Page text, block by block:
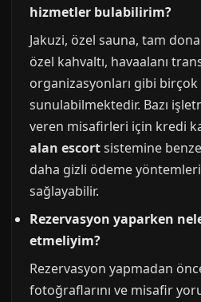
hizmetler bulabilirim?
Jakuzi, özel sauna, tam
özel kahvaltı, havaalanı
organizasyonları gibi
sunulabilmektedir. Bazı
veren misafirleri için kredi
alan escortsistemine
daha gizli ödeme
sağlayabilir.
Rezervasyon yaparken
etmeliyim?
Rezervasyon yapmadan
fotoğraflarını ve misafir